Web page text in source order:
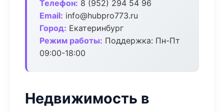
Телефон: 8 (952) 294 54 96
Email: info@hubpro773.ru
Город: Екатеринбург
Режим работы: Поддержка: Пн-Пт
09:00-18:00
Недвижимость в